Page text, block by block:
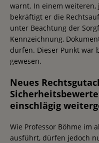
warnt. In einem weiteren,
bekräftigt er die
unter Beachtung der
Kennzeichnung,
dürfen. Dieser Punkt war
gewesen.
Neues
einschlägig
Wie Professor Böhme im
ausführt, dürfen jedoch